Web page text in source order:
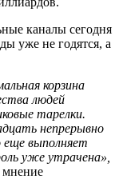
каналы сегодня
уже не годятся, а
корзина
людей
тарелки.
непрерывно
выполняет
уже утрачена»,
мнение